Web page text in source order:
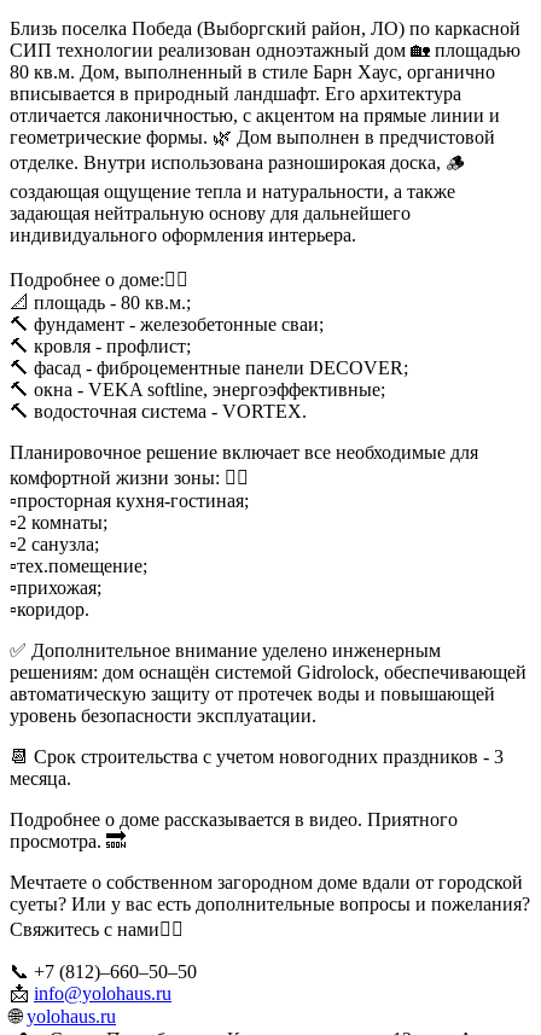
Близь поселка Победа (Выборгский район, ЛО) по каркасной
СИП технологии реализован одноэтажный дом 🏡 площадью
80 кв.м. Дом, выполненный в стиле Барн Хаус, органично
вписывается в природный ландшафт. Его архитектура
отличается лаконичностью, с акцентом на прямые линии и
геометрические формы. 🌿 Дом выполнен в предчистовой
отделке. Внутри использована разноширокая доска, 🪵
создающая ощущение тепла и натуральности, а также
задающая нейтральную основу для дальнейшего
индивидуального оформления интерьера.
Подробнее о доме:👇🏼
📐 площадь - 80 кв.м.;
🔨 фундамент - железобетонные сваи;
🔨 кровля - профлист;
🔨 фасад - фиброцементные панели DECOVER;
🔨 окна - VEKA softline, энергоэффективные;
🔨 водосточная система - VORTEX.
Планировочное решение включает все необходимые для
комфортной жизни зоны: 👇🏼
▫️просторная кухня-гостиная;
▫️2 комнаты;
▫️2 санузла;
▫️тех.помещение;
▫️прихожая;
▫️коридор.
✅ Дополнительное внимание уделено инженерным
решениям: дом оснащён системой Gidrolock, обеспечивающей
автоматическую защиту от протечек воды и повышающей
уровень безопасности эксплуатации.
📆 Срок строительства с учетом новогодних праздников - 3
месяца.
Подробнее о доме рассказывается в видео. Приятного
просмотра. 🔜
Мечтаете о собственном загородном доме вдали от городской
суеты? Или у вас есть дополнительные вопросы и пожелания?
Свяжитесь с нами👇🏼
📞 +7 (812)–660–50–50
📩 info@yolohaus.ru
🌐yolohaus.ru